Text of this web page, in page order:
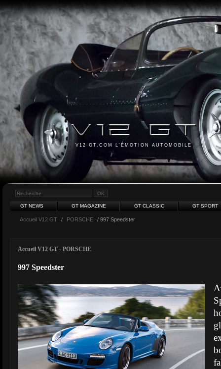
V12 GT.COM L'ÉMOTION AUTOMOBILE
GT NEWS GT MAGAZINE GT CLASSIC GT SPORT
Accueil V12 GT / PORSCHE / 997 Speedster
Accueil V12 GT - PORSCHE
997 Speedster